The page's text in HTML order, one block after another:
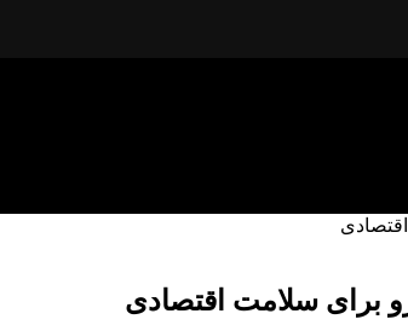
برای سلامت اقتصادی